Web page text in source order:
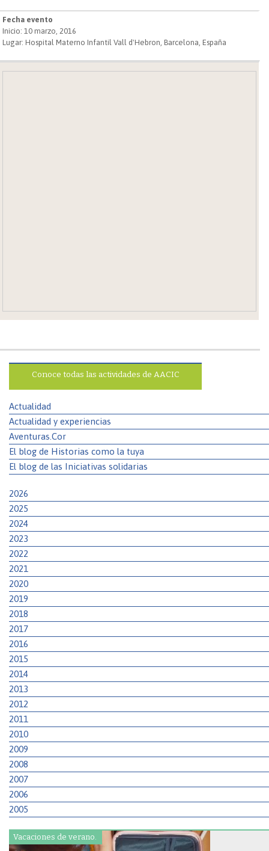
Fecha evento
Inicio: 10 marzo, 2016
Lugar: Hospital Materno Infantil Vall d'Hebron, Barcelona, España
Conoce todas las actividades de AACIC
Actualidad
Actualidad y experiencias
Aventuras.Cor
El blog de Historias como la tuya
El blog de las Iniciativas solidarias
2026
2025
2024
2023
2022
2021
2020
2019
2018
2017
2016
2015
2014
2013
2012
2011
2010
2009
2008
2007
2006
2005
Vacaciones de verano.